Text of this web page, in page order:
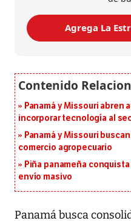
Agrega La
Panamá y Missouri abren
incorporar tecnología al
Panamá y Missouri
comercio agropecuario
Piña panameña
envío masivo
Panamá busca